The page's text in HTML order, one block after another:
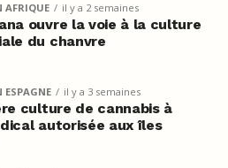
AFRIQUE il y a 2 semaines
ouvre la voie à la culture
du chanvre
ESPAGNE il y a 3 semaines
culture de cannabis à
autorisée aux îles